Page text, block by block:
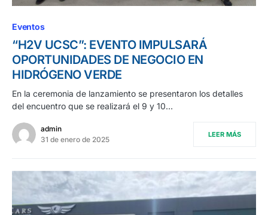
Eventos
“H2V UCSC”: EVENTO IMPULSARÁ
OPORTUNIDADES DE NEGOCIO EN
HIDRÓGENO VERDE
En la ceremonia de lanzamiento se presentaron los detalles
del encuentro que se realizará el 9 y 10…
admin
31 de enero de 2025
LEER MÁS